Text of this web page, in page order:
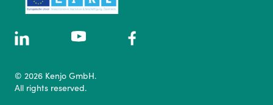
© 2026 Kenjo GmbH.
All rights reserved.